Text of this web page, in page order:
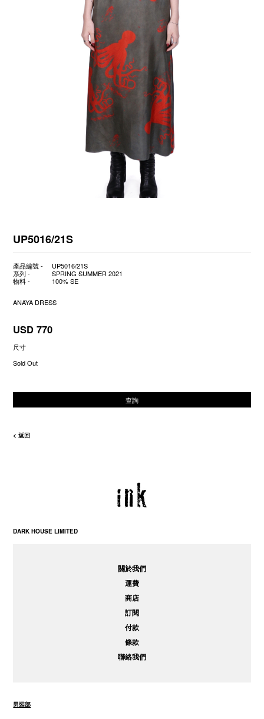
UP5016/21S
產品編號 -
UP5016/21S
系列 -
SPRING SUMMER 2021
物料 -
100% SE
ANAYA DRESS
USD 770
尺寸
Sold Out
查詢
< 返回
DARK HOUSE LIMITED
關於我們
運費
商店
訂閱
付款
條款
聯絡我們
男裝部